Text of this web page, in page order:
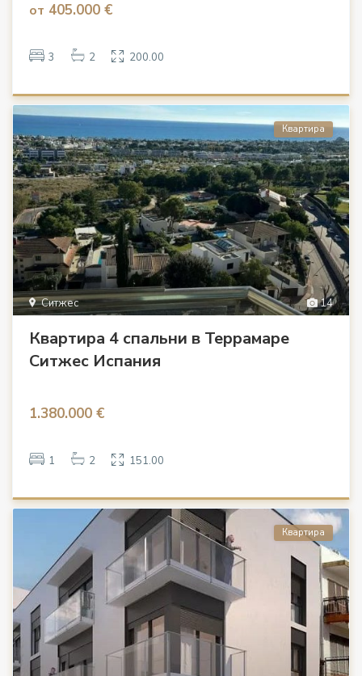
от 405.000 €
3 2 200.00
14
Ситжес
Квартира
Квартира 4 спальни в Террамаре
Ситжес Испания
1.380.000 €
1 2 151.00
Квартира